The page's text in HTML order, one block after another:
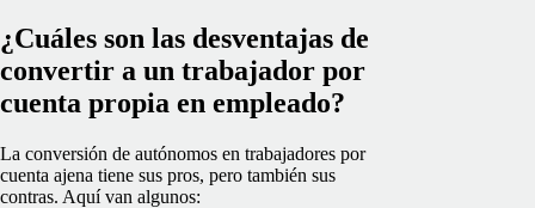
¿Cuáles son las desventajas de
convertir a un trabajador por
cuenta propia en empleado?
La conversión de autónomos en trabajadores por
cuenta ajena tiene sus pros, pero también sus
contras. Aquí van algunos: